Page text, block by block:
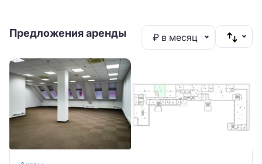
Предложения аренды ₽ в месяц